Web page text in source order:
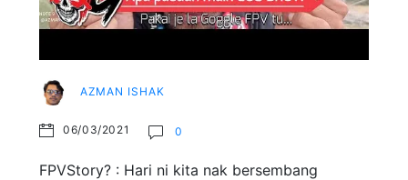
AZMAN ISHAK
06/03/2021 0
FPVStory? : Hari ni kita nak bersembang